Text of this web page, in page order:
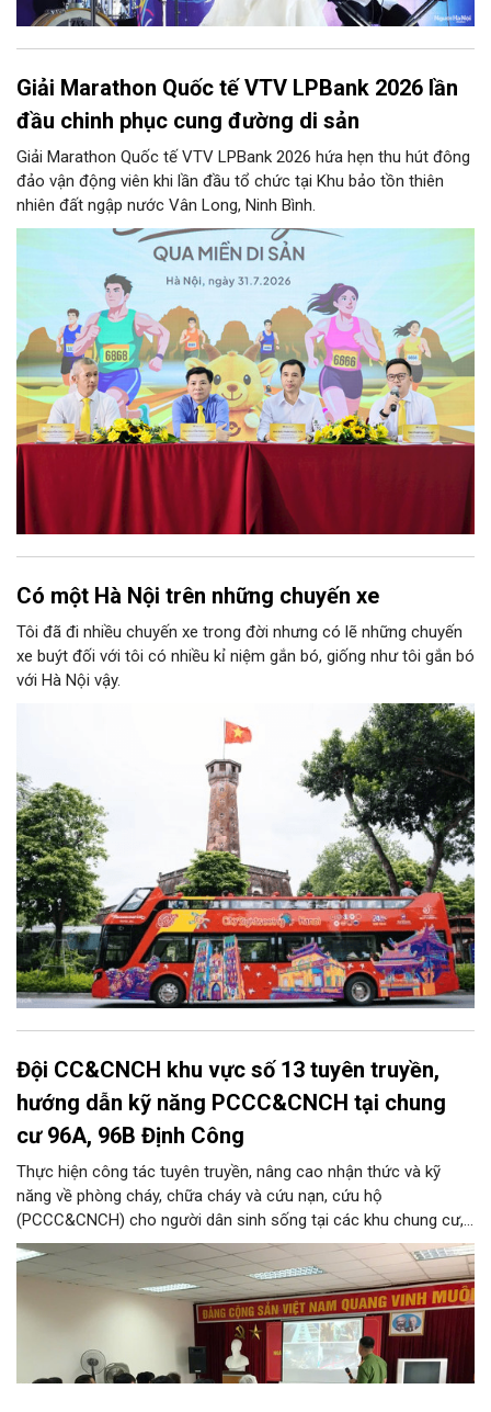
Giải Marathon Quốc tế VTV LPBank 2026 lần
đầu chinh phục cung đường di sản
Giải Marathon Quốc tế VTV LPBank 2026 hứa hẹn thu hút đông
đảo vận động viên khi lần đầu tổ chức tại Khu bảo tồn thiên
nhiên đất ngập nước Vân Long, Ninh Bình.
Có một Hà Nội trên những chuyến xe
Tôi đã đi nhiều chuyến xe trong đời nhưng có lẽ những chuyến
xe buýt đối với tôi có nhiều kỉ niệm gắn bó, giống như tôi gắn bó
với Hà Nội vậy.
Đội CC&CNCH khu vực số 13 tuyên truyền,
hướng dẫn kỹ năng PCCC&CNCH tại chung
cư 96A, 96B Định Công
Thực hiện công tác tuyên truyền, nâng cao nhận thức và kỹ
năng về phòng cháy, chữa cháy và cứu nạn, cứu hộ
(PCCC&CNCH) cho người dân sinh sống tại các khu chung cư,
ngày 31/7/2026, Đội Cảnh sát chữa cháy và cứu nạn, cứu hộ
khu vực số 13 - Phòng Cảnh sát PCCC&CNCH, Công an thành
phố Hà Nội đã phối hợp với Ban quản lý hai tòa nhà chung cư
96A và 96B Định Công (phường Phương Liệt, thành phố Hà Nội)
tổ chức buổi tuyên truyền, phổ biến kiến thức và kỹ năng về
PCCC&CNCH.